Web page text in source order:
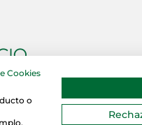
Loyola Torrelodones.
Cookies
o